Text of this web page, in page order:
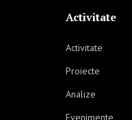
Activitate
Activitate
Proiecte
Analize
Evenimente